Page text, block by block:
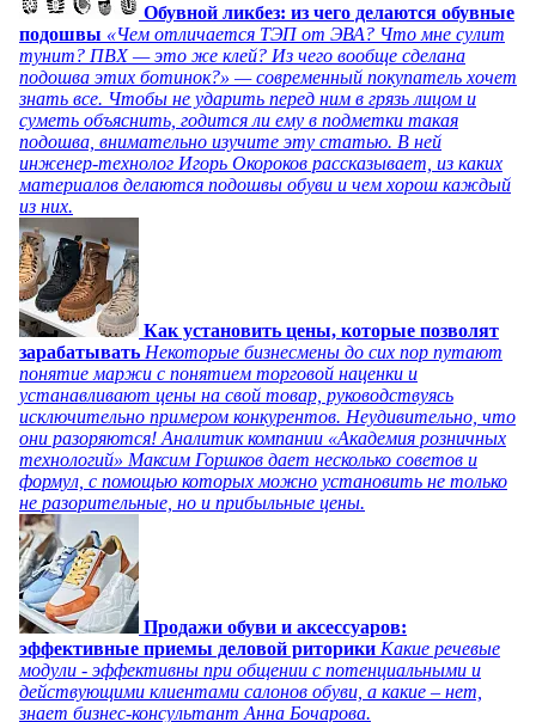
Обувной ликбез: из чего делаются обувные
подошвы «Чем отличается ТЭП от ЭВА? Что мне сулит
тунит? ПВХ — это же клей? Из чего вообще сделана
подошва этих ботинок?» — современный покупатель хочет
знать все. Чтобы не ударить перед ним в грязь лицом и
суметь объяснить, годится ли ему в подметки такая
подошва, внимательно изучите эту статью. В ней
инженер-технолог Игорь Окороков рассказывает, из каких
материалов делаются подошвы обуви и чем хорош каждый
из них.
Как установить цены, которые позволят
зарабатывать Некоторые бизнесмены до сих пор путают
понятие маржи с понятием торговой наценки и
устанавливают цены на свой товар, руководствуясь
исключительно примером конкурентов. Неудивительно, что
они разоряются! Аналитик компании «Академия розничных
технологий» Максим Горшков дает несколько советов и
формул, с помощью которых можно установить не только
не разорительные, но и прибыльные цены.
Продажи обуви и аксессуаров:
эффективные приемы деловой риторики Какие речевые
модули - эффективны при общении с потенциальными и
действующими клиентами салонов обуви, а какие – нет,
знает бизнес-консультант Анна Бочарова.